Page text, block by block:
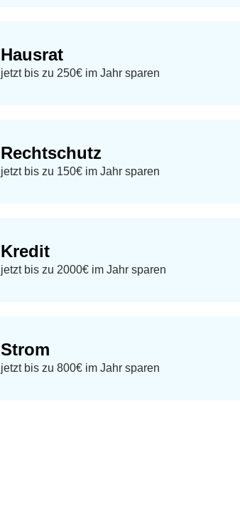
Hausrat
jetzt bis zu 250€ im Jahr sparen
Rechtschutz
jetzt bis zu 150€ im Jahr sparen
Kredit
jetzt bis zu 2000€ im Jahr sparen
Strom
jetzt bis zu 800€ im Jahr sparen